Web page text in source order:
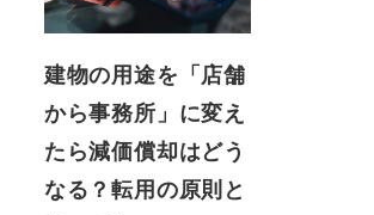
建物の用途を「店舗
から事務所」に変え
たら減価償却はどう
なる？転用の原則と